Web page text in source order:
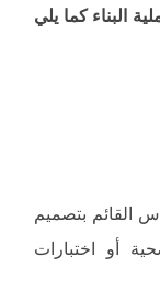
البناء كما يلي
القائم بتصميم
أو اختبارات